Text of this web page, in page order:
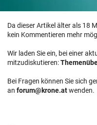
Da dieser Artikel älter als 18
kein Kommentieren mehr
Wir laden Sie ein, bei einer
mitzudiskutieren:
Bei Fragen können Sie sich
an forum@krone.atwenden.